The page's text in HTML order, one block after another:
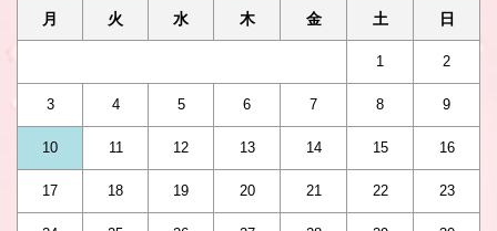
月 火 水 木 金 土 日
1 2
3 4 5 6 7 8 9
10 11 12 13 14 15 16
17 18 19 20 21 22 23